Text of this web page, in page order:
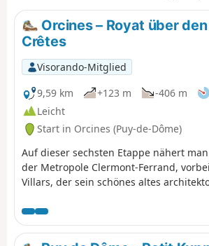
Orcines – Royat über
Crêtes
Visorando-Mitglied
9,59 km
+123 m -406 m
Leicht
Start in Orcines (Puy-de-Dôme)
Auf dieser sechsten Etappe nähert
der Metropole Clermont-Ferrand,
Villars, der sein schönes altes
des Crêtes folgt, der wie ein Balkon
Tiretaine verläuft, um schließlich das
erreichen.